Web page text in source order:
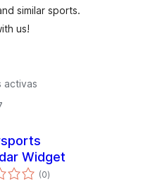
similar sports.
us!
activas
Widget
(0total
de
)